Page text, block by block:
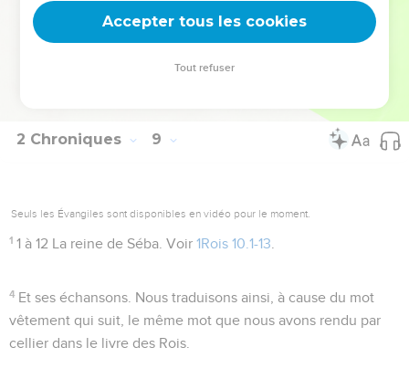
acquise, voir
1Rois 9.28, note.
2 Chroniques 9
Seuls les Évangiles sont disponibles en vidéo pour le moment.
1 1 à 12 La reine de Séba. Voir1Rois 10.1-13
4 Et ses échansons . Nous traduisons ainsi, à cause du mot
vêtement qui suit, le même mot que nous avons rendu par
cellier dans le livre des Rois.
Accepter tous les cookies
Tout refuser